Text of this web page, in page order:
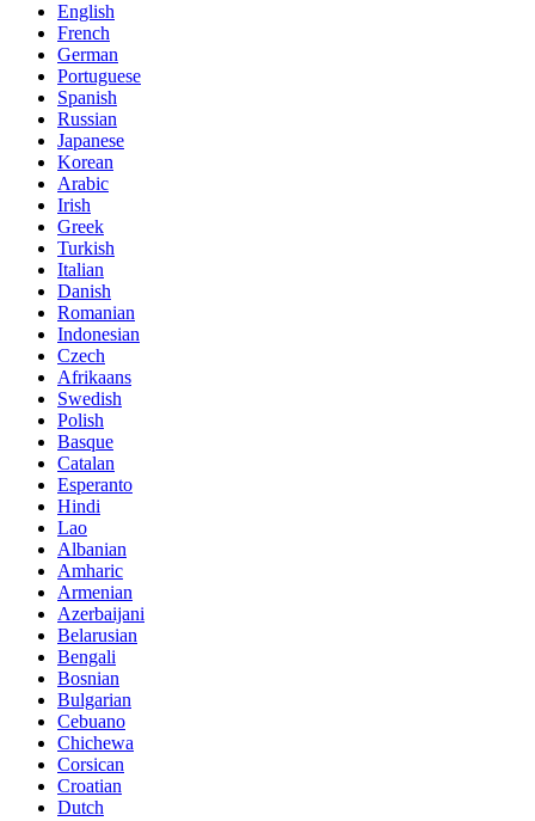
English
French
German
Portuguese
Spanish
Russian
Japanese
Korean
Arabic
Irish
Greek
Turkish
Italian
Danish
Romanian
Indonesian
Czech
Afrikaans
Swedish
Polish
Basque
Catalan
Esperanto
Hindi
Lao
Albanian
Amharic
Armenian
Azerbaijani
Belarusian
Bengali
Bosnian
Bulgarian
Cebuano
Chichewa
Corsican
Croatian
Dutch